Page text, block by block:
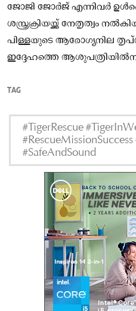
ജോജി ജോർജ് എന്നിവർ
ശസ്ത്രക്രിയയ്ക്ക് നേതൃത്വം
പിള്ളയുടെ ആരോഗ്യനില
ഇദ്ദേഹത്തെ
TAG
#TigerRescue
#SafeAndSound